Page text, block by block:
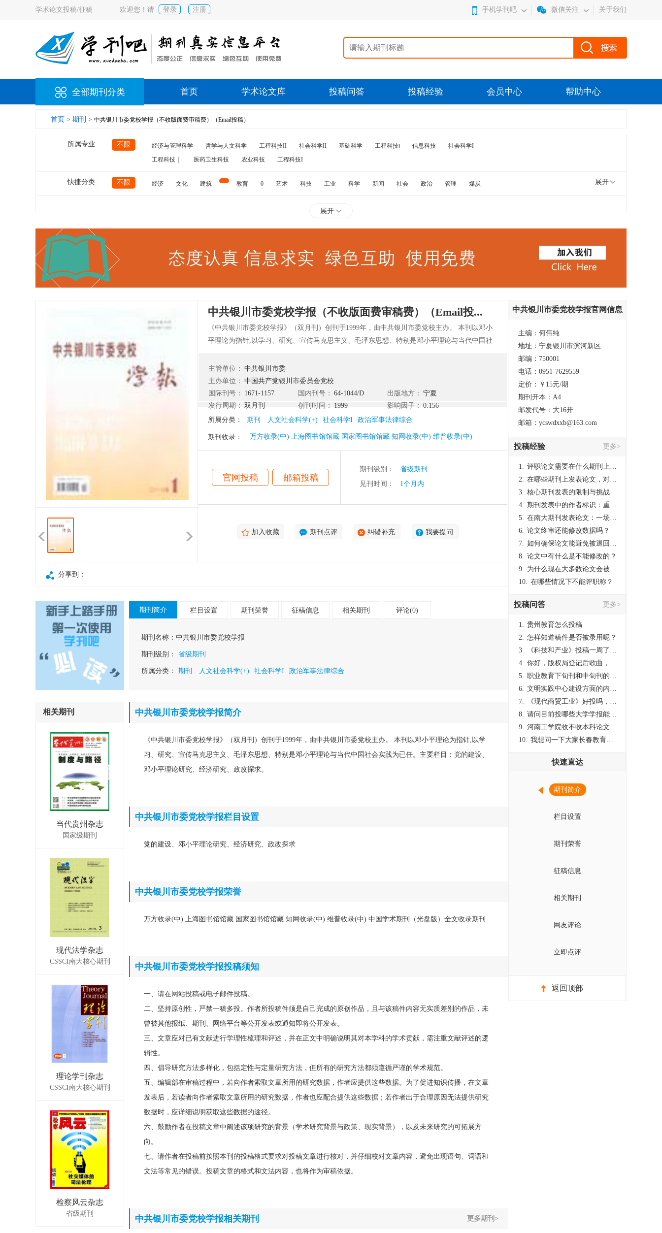
学术论文投稿/征稿 欢迎您！请 登录 注册 手机学刊吧 微信关注 关于我们
全部期刊分类 首页 学术论文库 投稿问答 投稿经验 会员中心 帮助中心
首页 > 期刊 > 中共银川市委党校学报（不收版面费审稿费）（Email投稿）
所属专业 不限 经济与管理科学 哲学与人文科学 工程科技II 社会科学II 基础科学 工程科技‖ 信息科技
社会科学I
工程科技｜
医药卫生科技 农业科技 工程科技I
快捷分类 不限 经济 文化 建筑 教育 0 艺术 科技 工业 科学 新闻 社会 政治 管理
煤炭
展开
展开
中共银川市委党校学报（不收版面费审稿费）（Email投...
《中共银川市委党校学报》（双月刊）创刊于1999年，由中共银川市委党校主办。 本刊以邓小
平理论为指针,以学习、研究、宣传马克思主义、毛泽东思想、特别是邓小平理论与当代中国社
主管单位： 中共银川市委
主办单位： 中国共产党银川市委员会党校
国际刊号：
1671-1157 国内刊号： 64-1044/D 出版地方：
宁夏
发行周期： 双月刊 创刊时间： 1999 影响因子：
0.156
所属分类：
期刊 人文社会科学(+) 社会科学I 政治军事法律综合
期刊收录： 万方收录(中) 上海图书馆馆藏 国家图书馆馆藏 知网收录(中) 维普收录(中)
官网投稿 邮箱投稿
期刊级别：
省级期刊
见刊时间：
1个月内
加入收藏 期刊点评 纠错补充 我要提问
分享到：
相关期刊
当代贵州杂志
国家级期刊
现代法学杂志
CSSCI南大核心期刊
理论学刊杂志
CSSCI南大核心期刊
检察风云杂志
省级期刊
期刊简介 栏目设置 期刊荣誉 征稿信息 相关期刊 评论(0)
期刊名称： 中共银川市委党校学报
期刊级别： 省级期刊
所属分类： 期刊 人文社会科学(+) 社会科学I 政治军事法律综合
中共银川市委党校学报简介
《中共银川市委党校学报》（双月刊）创刊于1999年，由中共银川市委党校主办。 本刊以邓小平理论为指针,以学
习、研究、宣传马克思主义、毛泽东思想、特别是邓小平理论与当代中国社会实践为已任。主要栏目：党的建设、
邓小平理论研究、经济研究、政改探求。
中共银川市委党校学报栏目设置
党的建设、邓小平理论研究、经济研究、政改探求
中共银川市委党校学报荣誉
万方收录(中) 上海图书馆馆藏 国家图书馆馆藏 知网收录(中) 维普收录(中) 中国学术期刊（光盘版）全文收录期刊
中共银川市委党校学报投稿须知
一、请在网站投稿或电子邮件投稿。
二、坚持原创性，严禁一稿多投。作者所投稿件须是自己完成的原创作品，且与该稿件内容无实质差别的作品，未
曾被其他报纸、期刊、网络平台等公开发表或通知即将公开发表。
三、文章应对已有文献进行学理性梳理和评述，并在正文中明确说明其对本学科的学术贡献，需注重文献评述的逻
辑性。
四、倡导研究方法多样化，包括定性与定量研究方法，但所有的研究方法都须遵循严谨的学术规范。
五、编辑部在审稿过程中，若向作者索取文章所用的研究数据，作者应提供这些数据。为了促进知识传播，在文章
发表后，若读者向作者索取文章所用的研究数据，作者也应配合提供这些数据；若作者出于合理原因无法提供研究
数据时，应详细说明获取这些数据的途径。
六、鼓励作者在投稿文章中阐述该项研究的背景（学术研究背景与政策、现实背景），以及未来研究的可拓展方
向。
七、请作者在投稿前按照本刊的投稿格式要求对投稿文章进行核对，并仔细校对文章内容，避免出现语句、词语和
文法等常见的错误。投稿文章的格式和文法内容，也将作为审稿依据。
中共银川市委党校学报相关期刊 更多期刊>
中共银川市委党校学报官网信息
主编：何伟纯
地址：宁夏银川市滨河新区
邮编：750001
电话：0951-7629559
定价：￥15元/期
期刊开本：A4
邮发代号：大16开
邮箱：ycswdxxb@163.com
投稿经验 更多>
1. 评职论文需要在什么期刊上发表？
2. 在哪些期刊上发表论文，对考研有优势？
3. 核心期刊发表的限制与挑战
4. 期刊发表中的作者标识：重要性与实践
5. 在南大期刊发表论文：一场知识探索与学术成就的旅程
6. 论文终审还能修改数据吗？
7. 如何确保论文能避免被退回：关键条件与策略
8. 论文中有什么是不能修改的？
9. 为什么现在大多数论文会被评判为AI撰写？（深度剖析查重机制下的困境与出路）
10. 在哪些情况下不能评职称？
投稿问答 更多>
1. 贵州教育怎么投稿
2. 怎样知道稿件是否被录用呢？
3.
《科技和产业》投稿一周了仍是“已发回执”状态，这是什么意思？什么时候外审？
4. 你好，版权局登记后歌曲，这里能否发表
5. 职业教育下旬刊和中旬刊的国内刊号一样，他们有什么区别，两本刊物都是真的吗？
6. 文明实践中心建设方面的内容适合那种期刊
7.
《现代商贸工业》好投吗，版面费多少？
8. 请问目前投哪些大学学报能较快出刊啊
9. 河南工学院收不收本科论文呀？
10. 我想问一下大家长春教育学院学报是本科学报吗？
快速直达
期刊简介
栏目设置
期刊荣誉
征稿信息
相关期刊
网友评论
立即点评
返回顶部